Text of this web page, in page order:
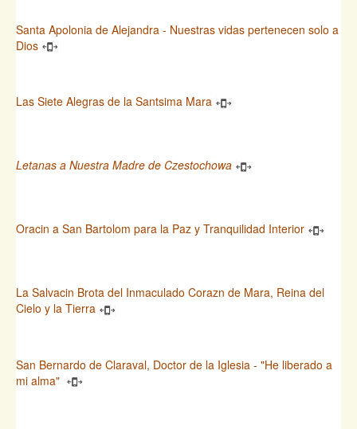
Santa Apolonia de Alejandra - Nuestras vidas pertenecen solo a
Dios
Las Siete Alegras de la Santsima Mara
Letanas a Nuestra Madre de Czestochowa
Oracin a San Bartolom para la Paz y Tranquilidad Interior
La Salvacin Brota del Inmaculado Corazn de Mara, Reina del
Cielo y la Tierra
San Bernardo de Claraval, Doctor de la Iglesia - "He liberado a
mi alma"